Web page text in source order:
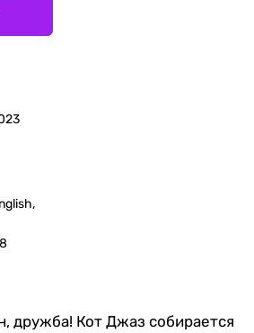
дружба! Кот Джаз собирается